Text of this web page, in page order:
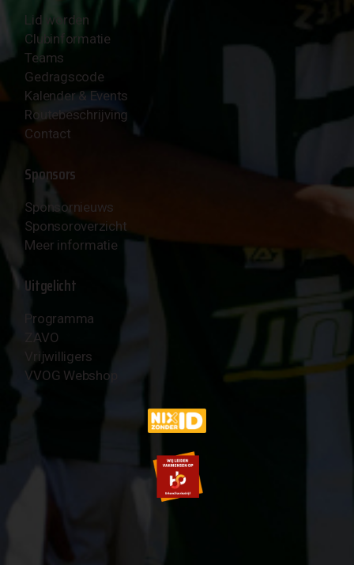
Lid worden
Clubinformatie
Teams
Gedragscode
Kalender & Events
Routebeschrijving
Contact
Sponsors
Sponsornieuws
Sponsoroverzicht
Meer informatie
Uitgelicht
Programma
ZAVO
Vrijwilligers
VVOG Webshop